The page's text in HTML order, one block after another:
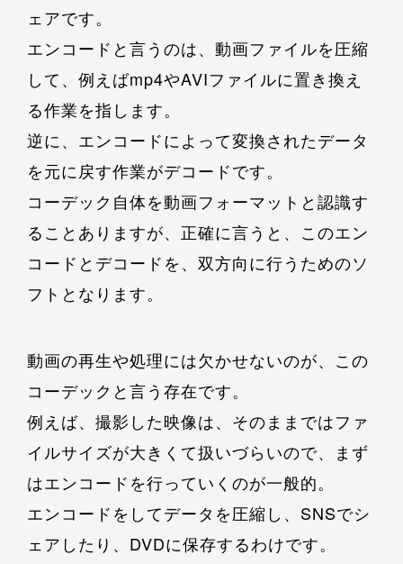
ェアです。
エンコードと言うのは、動画ファイルを圧縮
して、例えばmp4やAVIファイルに置き換え
る作業を指します。
逆に、エンコードによって変換されたデータ
を元に戻す作業がデコードです。
コーデック自体を動画フォーマットと認識す
ることありますが、正確に言うと、このエン
コードとデコードを、双方向に行うためのソ
フトとなります。
動画の再生や処理には欠かせないのが、この
コーデックと言う存在です。
例えば、撮影した映像は、そのままではファ
イルサイズが大きくて扱いづらいので、まず
はエンコードを行っていくのが一般的。
エンコードをしてデータを圧縮し、SNSでシ
ェアしたり、DVDに保存するわけです。